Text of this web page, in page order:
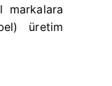
markalara
) üretim